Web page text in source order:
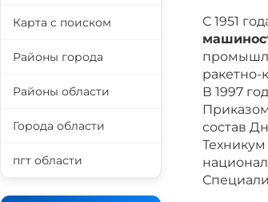
С 1951
ракетно-
В 1997
состав
Карта с поиском
Районы города
Районы области
Города области
пгт области